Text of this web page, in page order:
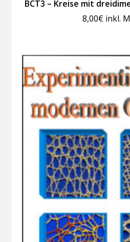
BCT3 – Kreise mit
8,00€ inkl.